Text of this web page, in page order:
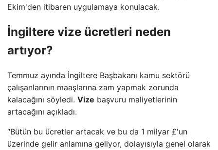
Ekim'den itibaren uygulamaya konulacak.
İngiltere vize ücretleri neden
artıyor?
Temmuz ayında İngiltere Başbakanı kamu sektörü
çalışanlarının maaşlarına zam yapmak zorunda
kalacağını söyledi. Vize başvuru maliyetlerinin
artacağını açıkladı.
“Bütün bu ücretler artacak ve bu da 1 milyar £'un
üzerinde gelir anlamına geliyor, dolayısıyla genel olarak